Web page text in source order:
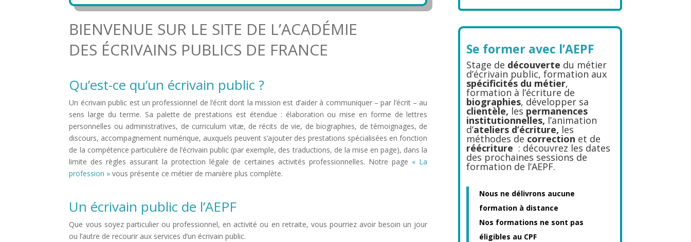
BIENVENUE SUR LE SITE DE L’ACADÉMIE
DES ÉCRIVAINS PUBLICS DE FRANCE
Qu’est-ce qu’un écrivain public ?
Un écrivain public est un professionnel de l’écrit dont la mission est d’aider à communiquer – par l’écrit – au
sens large du terme. Sa palette de prestations est étendue : élaboration ou mise en forme de lettres
personnelles ou administratives, de curriculum vitæ, de récits de vie, de biographies, de témoignages, de
discours, accompagnement numérique, auxquels peuvent s’ajouter des prestations spécialisées en fonction
de la compétence particulière de l’écrivain public (par exemple, des traductions, de la mise en page), dans la
limite des règles assurant la protection légale de certaines activités professionnelles. Notre page « La
profession » vous présente ce métier de manière plus complète.
Un écrivain public de l’AEPF
Que vous soyez particulier ou professionnel, en activité ou en retraite, vous pourriez avoir besoin un jour
ou l’autre de recourir aux services d’un écrivain public.
Se former avec l’AEPF
Stage de découverte du métier
d’écrivain public, formation aux
spécificités du métier,
formation à l’écriture de
biographies, développer sa
clientèle, les permanences
institutionnelles, l’animation
d’ateliers d’écriture, les
méthodes de correction et de
réécriture : découvrez les dates
des prochaines sessions de
formation de l’AEPF.
Nous ne délivrons aucune
formation à distance
Nos formations ne sont pas
éligibles au CPF